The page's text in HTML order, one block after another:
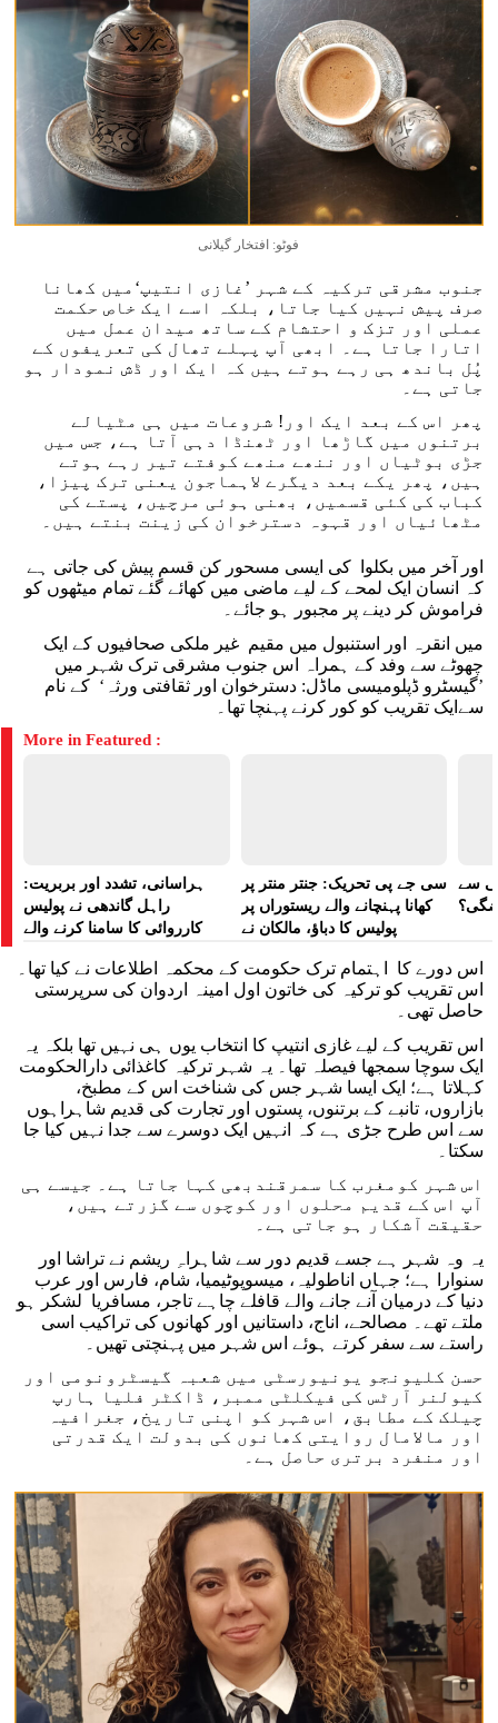
فوٹو: افتخار گیلانی
جنوب مشرقی ترکیہ کے شہر ’غازی انتیپ‘میں کھانا
صرف پیش نہیں کیا جاتا، بلکہ اسے ایک خاص حکمت
عملی اور تزک و احتشام کے ساتھ میدان عمل میں
اتارا جاتا ہے۔ ابھی آپ پہلے تھال کی تعریفوں کے
پُل باندھ ہی رہے ہوتے ہیں کہ ایک اور ڈش نمودار ہو
جاتی ہے۔
پھر اس کے بعد ایک اور! شروعات میں ہی مٹیالے
برتنوں میں گاڑھا اور ٹھنڈا دہی آتا ہے، جس میں
جڑی بوٹیاں اور ننھے منھے کوفتے تیر رہے ہوتے
ہیں، پھر یکے بعد دیگرے لاہماجون یعنی ترک پیزا،
کباب کی کئی قسمیں، بھنی ہوئی مرچیں، پستے کی
مٹھائیاں اور قہوہ دسترخوان کی زینت بنتے ہیں۔
اور آخر میں بکلوا کی ایسی مسحور کن قسم پیش کی جاتی ہے
کہ انسان ایک لمحے کے لیے ماضی میں کھائے گئے تمام میٹھوں کو
فراموش کر دینے پر مجبور ہو جائے۔
میں انقرہ اور استنبول میں مقیم غیر ملکی صحافیوں کے ایک
چھوٹے سے وفد کے ہمراہ اس جنوب مشرقی ترک شہر میں
’گیسٹرو ڈپلومیسی ماڈل: دسترخوان اور ثقافتی ورثہ‘ کے نام
سےایک تقریب کو کور کرنے پہنچا تھا۔
More in Featured :
ہراسانی، تشدد اور بربریت:
راہل گاندھی نے پولیس
کارروائی کا سامنا کرنے والے
سی جے پی تحریک: جنتر منتر پر
کھانا پہنچانے والے ریستوراں پر
پولیس کا دباؤ، مالکان نے
سے
اس دورے کا اہتمام ترک حکومت کے محکمہ اطلاعات نے کیا تھا۔
اس تقریب کو ترکیہ کی خاتون اول امینہ اردوان کی سرپرستی
حاصل تھی۔
اس تقریب کے لیے غازی انتیپ کا انتخاب یوں ہی نہیں تھا بلکہ یہ
ایک سوچا سمجھا فیصلہ تھا۔ یہ شہر ترکیہ کاغذائی دارالحکومت
کہلاتا ہے؛ ایک ایسا شہر جس کی شناخت اس کے مطبخ،
بازاروں، تانبے کے برتنوں، پستوں اور تجارت کی قدیم شاہراہوں
سے اس طرح جڑی ہے کہ انہیں ایک دوسرے سے جدا نہیں کیا جا
سکتا۔
اس شہر کومغرب کا سمرقندبھی کہا جاتا ہے۔ جیسے ہی
آپ اس کے قدیم محلوں اور کوچوں سے گزرتے ہیں،
حقیقت آشکار ہو جاتی ہے۔
یہ وہ شہر ہے جسے قدیم دور سے شاہراہِ ریشم نے تراشا اور
سنوارا ہے؛ جہاں اناطولیہ، میسوپوٹیمیا، شام، فارس اور عرب
دنیا کے درمیان آنے جانے والے قافلے چاہے تاجر، مسافریا لشکر ہو
ملتے تھے۔ مصالحے، اناج، داستانیں اور کھانوں کی تراکیب اسی
راستے سے سفر کرتے ہوئے اس شہر میں پہنچتی تھیں۔
حسن کلیونجو یونیورسٹی میں شعبہ گیسٹرونومی اور
کیولنر آرٹس کی فیکلٹی ممبر، ڈاکٹر فلیا ہارپ
چیلک کے مطابق، اس شہر کو اپنی تاریخ، جغرافیہ
اور مالامال روایتی کھانوں کی بدولت ایک قدرتی
اور منفرد برتری حاصل ہے۔